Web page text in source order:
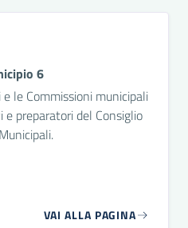
6
le Commissioni municipali
preparatori del Consiglio
VAI ALLA PAGINA